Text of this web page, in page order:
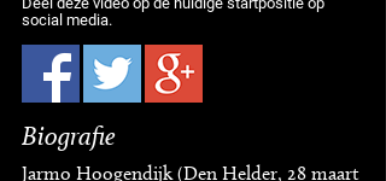
social media.
Biografie
Jarmo Hoogendijk (Den Helder, 28 maart